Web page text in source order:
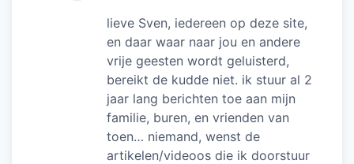
lieve Sven, iedereen op deze site,
en daar waar naar jou en andere
vrije geesten wordt geluisterd,
bereikt de kudde niet. ik stuur al 2
jaar lang berichten toe aan mijn
familie, buren, en vrienden van
toen… niemand, wenst de
artikelen/videoos die ik doorstuur